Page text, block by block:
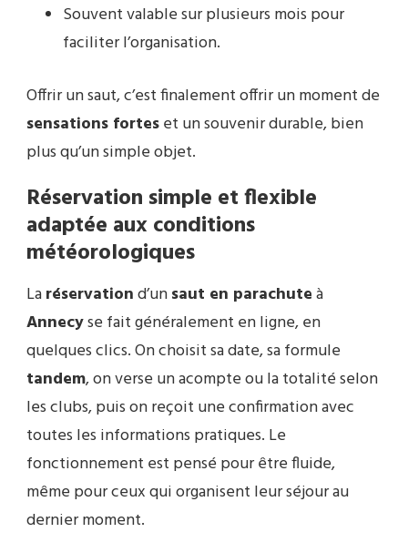
Souvent valable sur plusieurs mois pour
faciliter l’organisation.
Offrir un saut, c’est finalement offrir un moment de
sensations forteset un souvenir durable, bien
plus qu’un simple objet.
Réservation simple et flexible
adaptée aux conditions
météorologiques
Laréservationd’unsaut en parachuteà
Annecyse fait généralement en ligne, en
quelques clics. On choisit sa date, sa formule
tandem, on verse un acompte ou la totalité selon
les clubs, puis on reçoit une confirmation avec
toutes les informations pratiques. Le
fonctionnement est pensé pour être fluide,
même pour ceux qui organisent leur séjour au
dernier moment.